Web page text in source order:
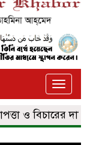
Toggle
ও বিচারের দাবিতে